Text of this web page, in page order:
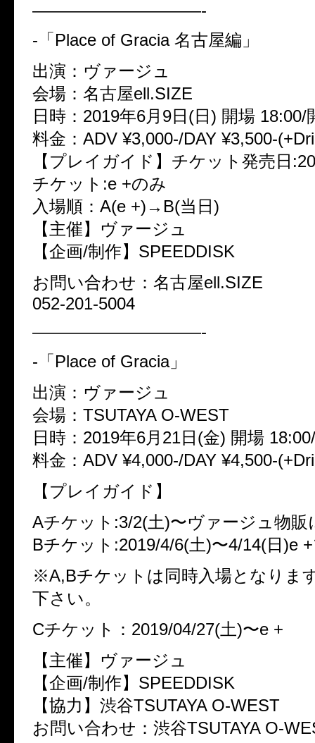
——————————-
-「Place of Gracia 名古屋編」
出演：ヴァージュ
会場：名古屋ell.SIZE
日時：2019年6月9日(日) 開場 18:00/
料金：ADV ¥3,000-/DAY ¥3,500-
【プレイガイド】チケット発売日
チケット:e +のみ
入場順：A(e +)→B(当日)
【主催】ヴァージュ
【企画/制作】SPEEDDISK
お問い合わせ：名古屋ell.SIZE
052-201-5004
——————————-
-「Place of Gracia」
出演：ヴァージュ
会場：TSUTAYA O-WEST
日時：2019年6月21日(金) 開場
料金：ADV ¥4,000-/DAY ¥4,500-
【プレイガイド】
Aチケット:3/2(土)〜ヴァージュ物販
Bチケット:2019/4/6(土)〜4/14(日)e
※A,Bチケットは同時入場となりま
下さい。
Cチケット：2019/04/27(土)〜e +
【主催】ヴァージュ
【企画/制作】SPEEDDISK
【協力】渋谷TSUTAYA O-WEST
お問い合わせ：渋谷TSUTAYA O-